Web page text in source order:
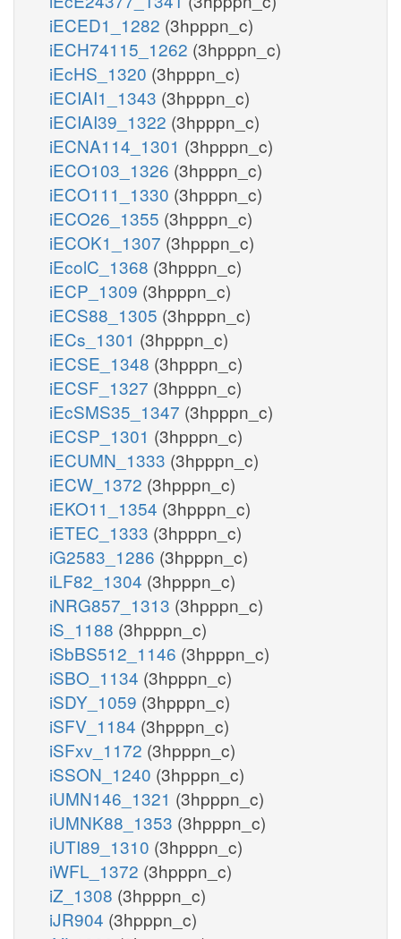
iECED1_1282 (3hpppn_c)
iECH74115_1262 (3hpppn_c)
iEcHS_1320 (3hpppn_c)
iECIAI1_1343 (3hpppn_c)
iECIAI39_1322 (3hpppn_c)
iECNA114_1301 (3hpppn_c)
iECO103_1326 (3hpppn_c)
iECO111_1330 (3hpppn_c)
iECO26_1355 (3hpppn_c)
iECOK1_1307 (3hpppn_c)
iEcolC_1368 (3hpppn_c)
iECP_1309 (3hpppn_c)
iECS88_1305 (3hpppn_c)
iECs_1301 (3hpppn_c)
iECSE_1348 (3hpppn_c)
iECSF_1327 (3hpppn_c)
iEcSMS35_1347 (3hpppn_c)
iECSP_1301 (3hpppn_c)
iECUMN_1333 (3hpppn_c)
iECW_1372 (3hpppn_c)
iEKO11_1354 (3hpppn_c)
iETEC_1333 (3hpppn_c)
iG2583_1286 (3hpppn_c)
iLF82_1304 (3hpppn_c)
iNRG857_1313 (3hpppn_c)
iS_1188 (3hpppn_c)
iSbBS512_1146 (3hpppn_c)
iSBO_1134 (3hpppn_c)
iSDY_1059 (3hpppn_c)
iSFV_1184 (3hpppn_c)
iSFxv_1172 (3hpppn_c)
iSSON_1240 (3hpppn_c)
iUMN146_1321 (3hpppn_c)
iUMNK88_1353 (3hpppn_c)
iUTI89_1310 (3hpppn_c)
iWFL_1372 (3hpppn_c)
iZ_1308 (3hpppn_c)
iJR904 (3hpppn_c)